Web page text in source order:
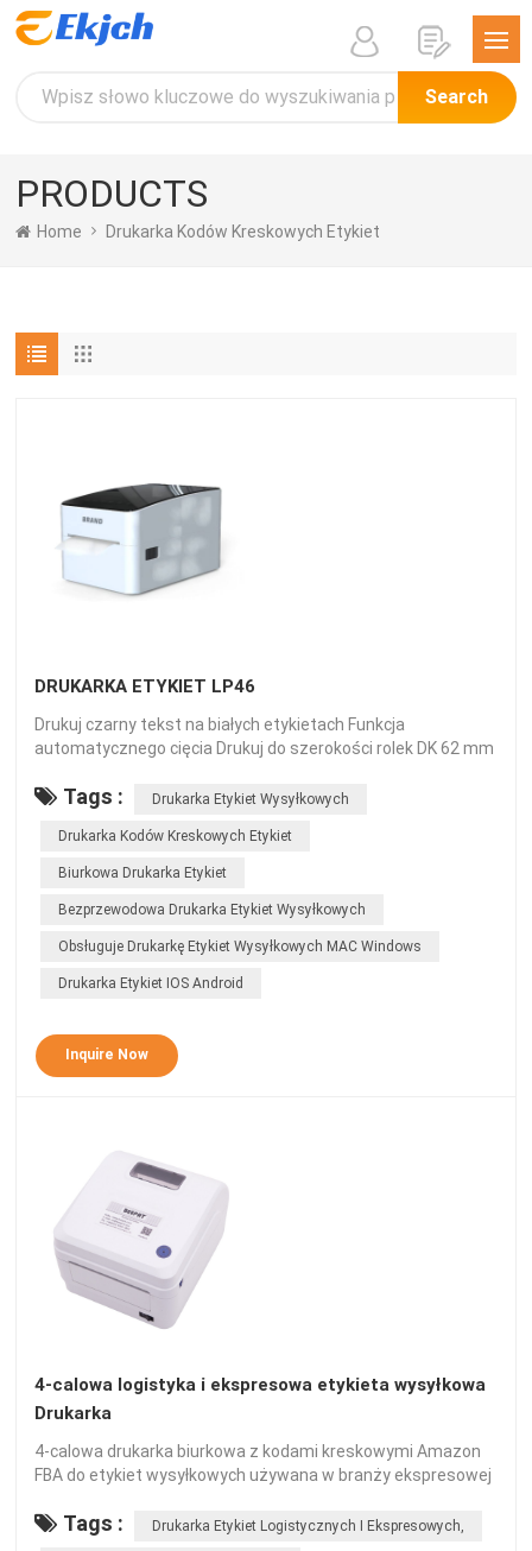
Search
PRODUCTS
Home Drukarka Kodów Kreskowych Etykiet
DRUKARKA ETYKIET LP46
Drukuj czarny tekst na białych etykietach Funkcja
automatycznego cięcia Drukuj do szerokości rolek DK 62 mm
Tags : Drukarka Etykiet Wysyłkowych
Drukarka Kodów Kreskowych Etykiet
Biurkowa Drukarka Etykiet
Bezprzewodowa Drukarka Etykiet Wysyłkowych
Obsługuje Drukarkę Etykiet Wysyłkowych MAC Windows
Drukarka Etykiet IOS Android
Inquire Now
4-calowa logistyka i ekspresowa etykieta wysyłkowa
Drukarka
4-calowa drukarka biurkowa z kodami kreskowymi Amazon
FBA do etykiet wysyłkowych używana w branży ekspresowej
Tags : Drukarka Etykiet Logistycznych I Ekspresowych,